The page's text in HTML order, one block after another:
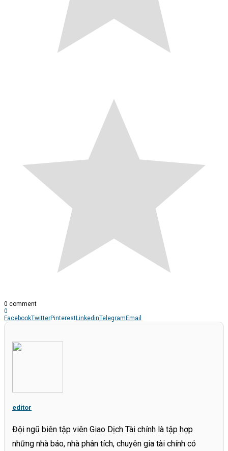
0 comment
0
FacebookTwitterPinterestLinkedinTelegramEmail
editor
Đội ngũ biên tập viên Giao Dịch Tài chính là tập hợp
những nhà báo, nhà phân tích, chuyên gia tài chính có